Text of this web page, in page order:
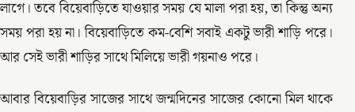
লাগে। তবে বিয়েবাড়িতে যাওয়ার সময় যে মালা পরা হয়, তা কিন্তু অন্য
সময় পরা হয় না। বিয়েবাড়িতে কম-বেশি সবাই একটু ভারী শাড়ি পরে।
আর সেই ভারী শাড়ির সাথে মিলিয়ে ভারী গয়নাও পরে।
আবার বিয়েবাড়ির সাজের সাথে জন্মদিনের সাজের কোনো মিল থাকে